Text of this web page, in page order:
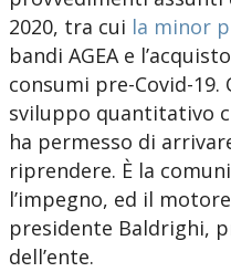
2020, tra cui la minor
bandi AGEA e
consumi pre-Covid-
sviluppo quantitativo
ha permesso di
riprendere. È la
l’impegno, ed il
presidente Baldrighi,
dell’ente.